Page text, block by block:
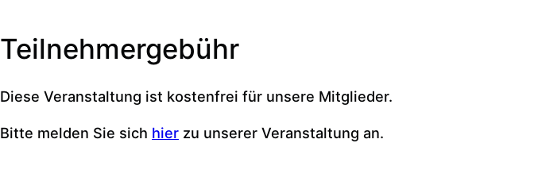
Teilnehmergebühr
Diese Veranstaltung ist kostenfrei für unsere Mitglieder.
Bitte melden Sie sich hier zu unserer Veranstaltung an.